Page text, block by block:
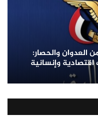
تكشف فاتورة 12 عاماً من العدوان والحصار:
اقتصادية وإنسانية